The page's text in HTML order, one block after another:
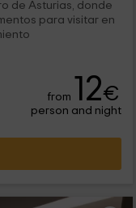
de Asturias, donde
para visitar en
from 12€
person and night